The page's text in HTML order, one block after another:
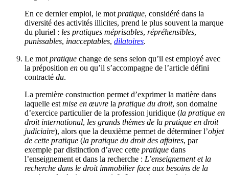
En ce dernier emploi, le mot pratique, considéré dans la
diversité des activités illicites, prend le plus souvent la marque
du pluriel : les pratiques méprisables, répréhensibles,
punissables, inacceptables, dilatoires.
Le mot pratique change de sens selon qu’il est employé avec
la préposition en ou qu’il s’accompagne de l’article défini
contracté du.
La première construction permet d’exprimer la matière dans
laquelle est mise en œuvre la pratique du droit, son domaine
d’exercice particulier de la profession juridique (la pratique en
droit international, les grands thèmes de la pratique en droit
judiciaire), alors que la deuxième permet de déterminer l’objet
de cette pratique (la pratique du droit des affaires, par
exemple par distinction d’avec cette pratique dans
l’enseignement et dans la recherche : L’enseignement et la
recherche dans le droit immobilier face aux besoins de la